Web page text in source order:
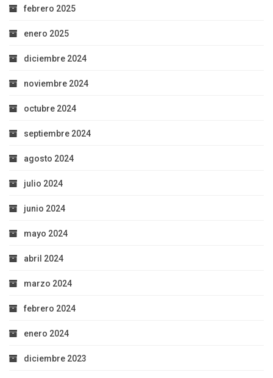
febrero 2025
enero 2025
diciembre 2024
noviembre 2024
octubre 2024
septiembre 2024
agosto 2024
julio 2024
junio 2024
mayo 2024
abril 2024
marzo 2024
febrero 2024
enero 2024
diciembre 2023